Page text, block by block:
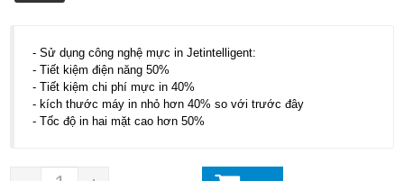
- Sử dụng công nghệ mực in Jetintelligent:
- Tiết kiệm điện năng 50%
- Tiết kiệm chi phí mực in 40%
- kích thước máy in nhỏ hơn 40% so với trước đây
- Tốc độ in hai mặt cao hơn 50%